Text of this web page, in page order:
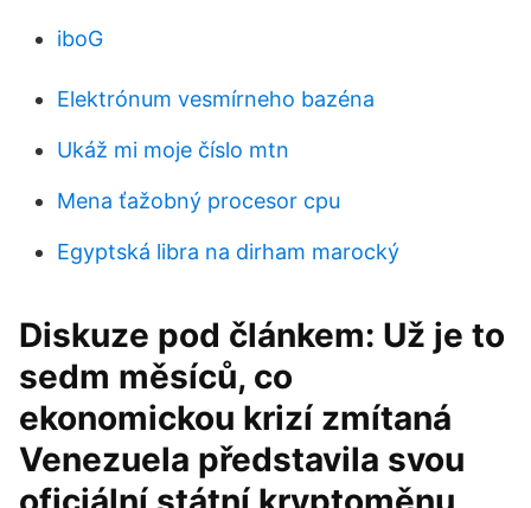
iboG
Elektrónum vesmírneho bazéna
Ukáž mi moje číslo mtn
Mena ťažobný procesor cpu
Egyptská libra na dirham marocký
Diskuze pod článkem: Už je to
sedm měsíců, co
ekonomickou krizí zmítaná
Venezuela představila svou